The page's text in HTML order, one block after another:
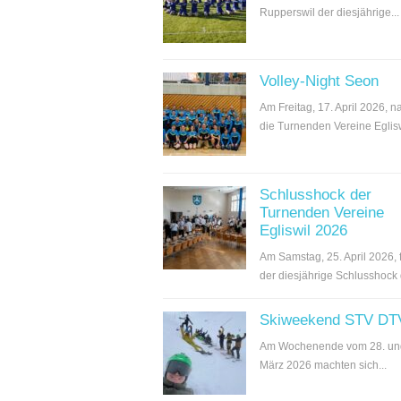
Rupperswil der diesjährige...
Volley-Night Seon
Am Freitag, 17. April 2026,
die Turnenden Vereine
Schlusshock der
Turnenden Vereine
Egliswil 2026
Am Samstag, 25. April 2026,
der diesjährige Schlusshock
Skiweekend STV
Am Wochenende vom 28.
März 2026 machten sich...